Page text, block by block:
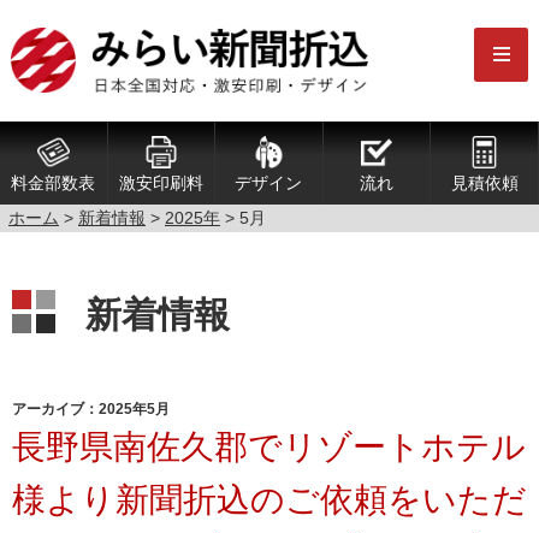
料金部数表 激安印刷料 デザイン 流れ
見積依頼
ホーム > 新着情報 > 2025年> 5月
新着情報
アーカイブ：2025年5月
長野県南佐久郡でリゾートホテル
様より新聞折込のご依頼をいただ